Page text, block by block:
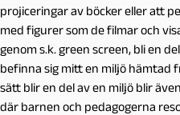
projiceringar av böcker eller att
med figurer som de filmar och
genom s.k. green screen, bli en
befinna sig mitt en miljö hämtad
sätt blir en del av en miljö blir
där barnen och pedagogerna